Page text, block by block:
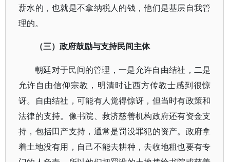
薪水的，也就是不拿纳税人的钱，他们是基层自我管
理的。
（三）政府鼓励与支持民间主体
朝廷对于民间的管理，一是允许自由结社，二是
允许自由信仰宗教，明清时让西方传教士感到很惊
讶。自由结社，可能有人觉得惊讶，但当时有政策和
法律的支持。像书院、救济慈善机构政府还有资金支
持，包括田产支持，通常是罚没罪犯的资产。政府拿
着土地没有用，自己不能去耕种，去收地租也要有专